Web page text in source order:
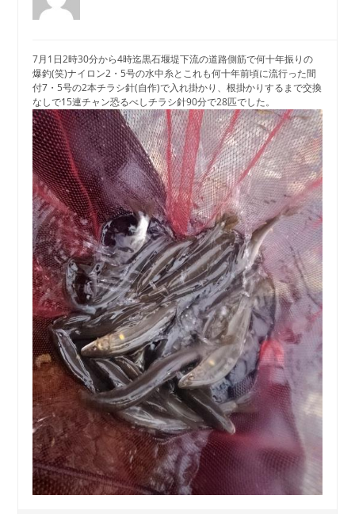
7月1日2時30分から4時迄黒石堰堤下流の道路側筋で何十年振りの
爆釣(笑)ナイロン2・5号の水中糸とこれも何十年前頃に流行った間
付7・5号の2本チラシ針(自作)で入れ掛かり、根掛かりするまで交換
なしで15連チャン恐るべしチラシ針90分で28匹でした。